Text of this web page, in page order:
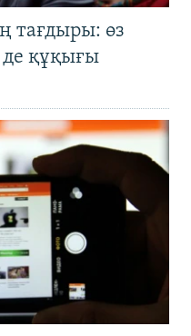
тағдыры: өз
де құқығы